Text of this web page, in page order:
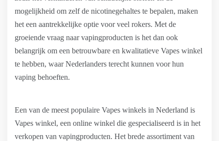
mogelijkheid om zelf de nicotinegehaltes te bepalen, maken
het een aantrekkelijke optie voor veel rokers. Met de
groeiende vraag naar vapingproducten is het dan ook
belangrijk om een betrouwbare en kwalitatieve Vapes winkel
te hebben, waar Nederlanders terecht kunnen voor hun
vaping behoeften.
Een van de meest populaire Vapes winkels in Nederland is
Vapes winkel, een online winkel die gespecialiseerd is in het
verkopen van vapingproducten. Het brede assortiment van